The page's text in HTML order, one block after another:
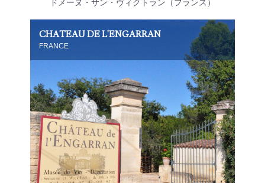
ドメーヌ・サン・ヴィクトラン（フランス）
CHATEAU DE L'ENGARRAN
FRANCE